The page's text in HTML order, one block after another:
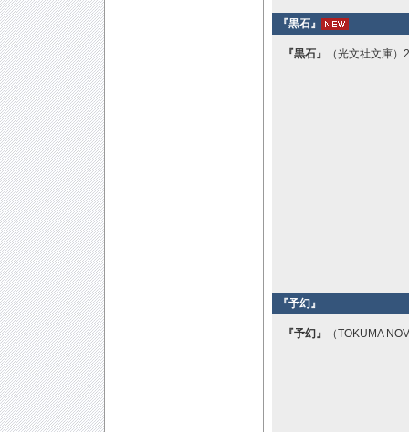
『黒石』
『黒石』 （光文社文庫
『予幻』
『予幻』 （TOKUMA